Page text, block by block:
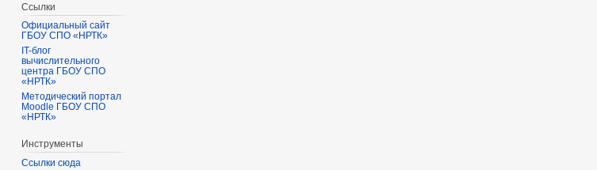
Ссылки
Официальный сайт
ГБОУ СПО «НРТК»
IT-блог
вычислительного
центра ГБОУ СПО
«НРТК»
Методический портал
Moodle ГБОУ СПО
«НРТК»
Инструменты
Ссылки сюда